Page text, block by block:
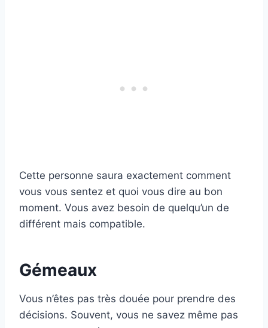
Cette personne saura exactement comment
vous vous sentez et quoi vous dire au bon
moment. Vous avez besoin de quelqu’un de
différent mais compatible.
Gémeaux
Vous n’êtes pas très douée pour prendre des
décisions. Souvent, vous ne savez même pas